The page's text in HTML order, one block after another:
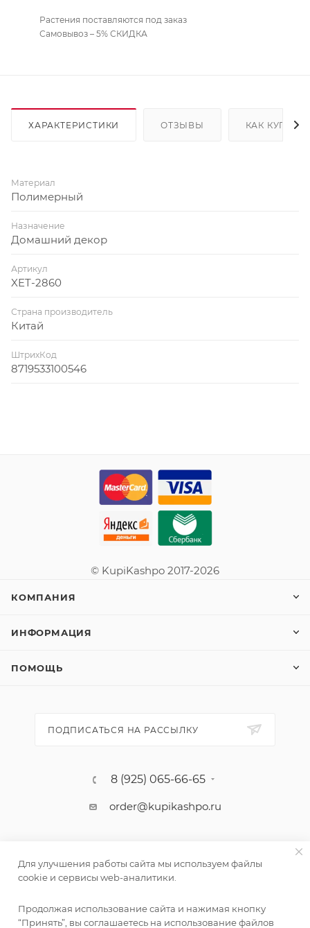
Растения поставляются под заказ
Самовывоз – 5% СКИДКА
ХАРАКТЕРИСТИКИ ОТЗЫВЫ КАК КУПИТЬ
Материал
Полимерный
Назначение
Домашний декор
Артикул
XET-2860
Страна производитель
Китай
ШтрихКод
8719533100546
© KupiKashpo 2017-2026
КОМПАНИЯ
ИНФОРМАЦИЯ
ПОМОЩЬ
ПОДПИСАТЬСЯ НА РАССЫЛКУ
8 (925) 065-66-65
order@kupikashpo.ru
Для улучшения работы сайта мы используем файлы
cookie и сервисы web-аналитики.
Продолжая использование сайта и нажимая кнопку
“Принять”, вы соглашаетесь на использование файлов